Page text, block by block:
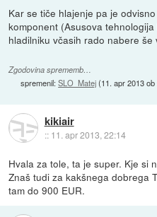
Kar se tiče hlajenje pa je
komponent (Asusova
hladilniku včasih rado nabere
Zgodovina sprememb…
spremenil:SLO_Matej(11. apr 2013
kikiair
:: 11. apr 2013, 22:14
Hvala za tole, ta je super. Kje si
Znaš tudi za kakšnega dobrega
tam do 900 EUR.